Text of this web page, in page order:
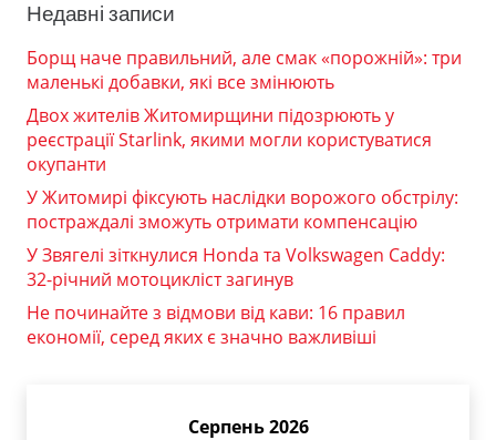
Недавні записи
Борщ наче правильний, але смак «порожній»: три
маленькі добавки, які все змінюють
Двох жителів Житомирщини підозрюють у
реєстрації Starlink, якими могли користуватися
окупанти
У Житомирі фіксують наслідки ворожого обстрілу:
постраждалі зможуть отримати компенсацію
У Звягелі зіткнулися Honda та Volkswagen Caddy:
32-річний мотоцикліст загинув
Не починайте з відмови від кави: 16 правил
економії, серед яких є значно важливіші
Серпень 2026